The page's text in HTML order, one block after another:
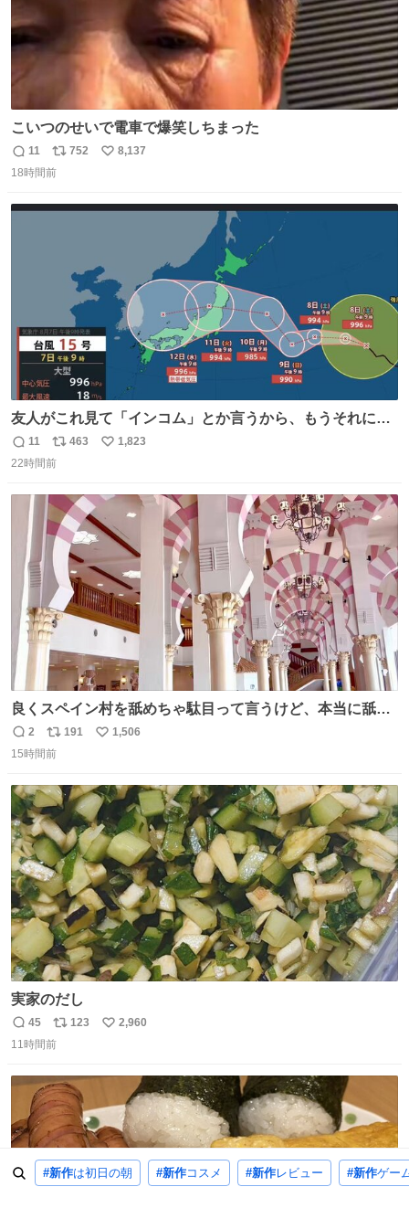
#新作は初日の朝 #新作コスメ #新作レビュー #新作ゲー
こいつのせいで電車で爆笑しちまった
返
信
11
リ
ポ
752
い
8,137
18時間前
友人がこれ見て「インコム」とか言うから、もうそれにし
か見えなくなっちゃった。
返
信
11
リ
ポ
ト
数
463
い
1,823
22時間前
良くスペイン村を舐めちゃ駄目って言うけど、本当に舐め
ちゃ行けないのはスペィン村ホテル🏛🏨 だってロビーから
中庭抜けるだけでこの有様🤩 ディズニーホテル泊まってる
ニャは益々素晴らしい場所になってる
返
信
2
リ
ポ
ト
数
191
い
数
1,506
15時間前
実家のだし
返
信
45
リ
ポ
ト
数
123
い
2,960
11時間前